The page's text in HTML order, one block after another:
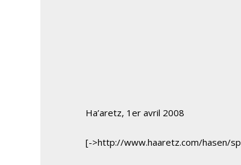
Ha’aretz, 1er avril 2008
[->http://www.haaretz.com/hasen/